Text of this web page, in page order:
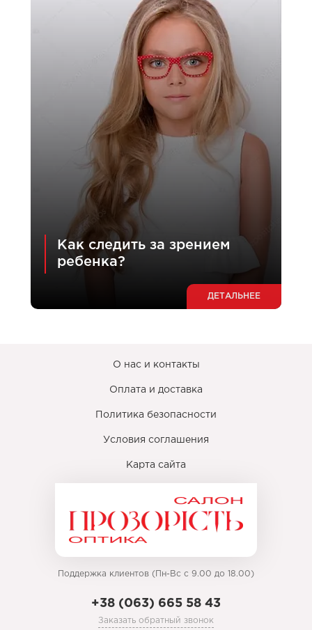
Как следить за зрением
ребенка?
ДЕТАЛЬНЕЕ
О нас и контакты
Оплата и доставка
Политика безопасности
Условия соглашения
Карта сайта
Поддержка клиентов (Пн-Вс с 9.00 до 18.00)
+38 (063) 665 58 43
Заказать обратный звонок